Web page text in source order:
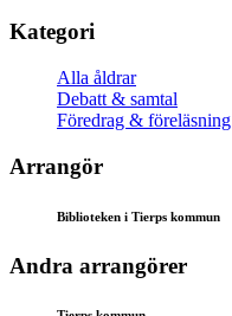
Kategori
Alla åldrar
Debatt & samtal
Föredrag & föreläsning
Arrangör
Biblioteken i Tierps kommun
Andra arrangörer